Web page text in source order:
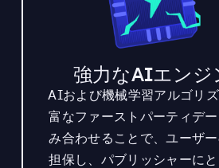
強力なAIエンジ
AIおよび機械学習アルゴリ
富なファーストパーティデ
み合わせることで、ユーザ
担保し、パブリッシャーに